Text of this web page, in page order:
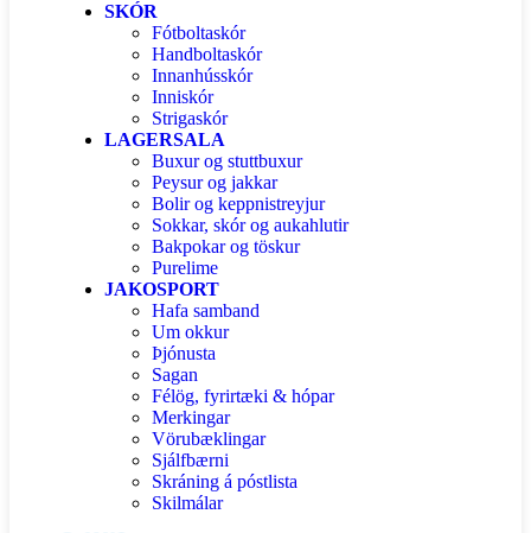
SKÓR
Fótboltaskór
Handboltaskór
Innanhússkór
Inniskór
Strigaskór
LAGERSALA
Buxur og stuttbuxur
Peysur og jakkar
Bolir og keppnistreyjur
Sokkar, skór og aukahlutir
Bakpokar og töskur
Purelime
JAKOSPORT
Hafa samband
Um okkur
Þjónusta
Sagan
Félög, fyrirtæki & hópar
Merkingar
Vörubæklingar
Sjálfbærni
Skráning á póstlista
Skilmálar